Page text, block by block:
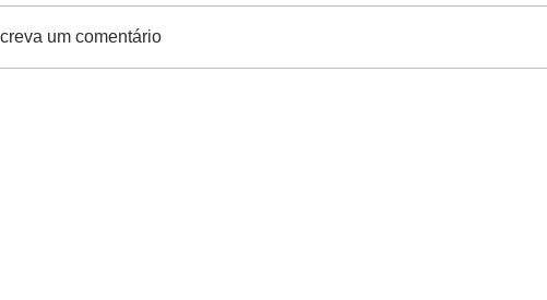
um comentário